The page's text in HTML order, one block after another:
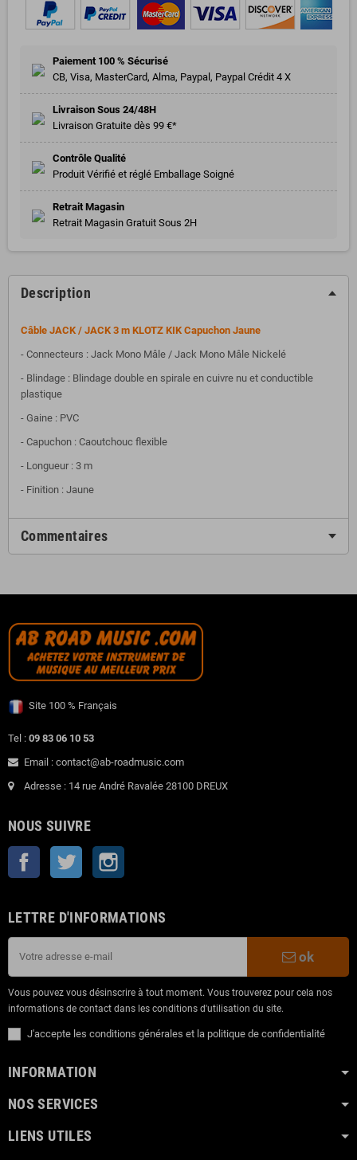
Paiement 100 % Sécurisé
CB, Visa, MasterCard, Alma, Paypal, Paypal Crédit 4 X
Livraison Sous 24/48H
Livraison Gratuite dès 99 €*
Contrôle Qualité
Produit Vérifié et réglé Emballage Soigné
Retrait Magasin
Retrait Magasin Gratuit Sous 2H
Description
Câble JACK / JACK 3 m KLOTZ KIK Capuchon Jaune
- Connecteurs : Jack Mono Mâle / Jack Mono Mâle Nickelé
- Blindage : Blindage double en spirale en cuivre nu et conductible
plastique
- Gaine : PVC
- Capuchon : Caoutchouc flexible
- Longueur : 3 m
- Finition : Jaune
Commentaires
Site 100 % Français
Tel : 09 83 06 10 53
Email : contact@ab-roadmusic.com
Adresse : 14 rue André Ravalée 28100 DREUX
NOUS SUIVRE
Facebook Twitter
LETTRE D'INFORMATIONS
ok
Vous pouvez vous désinscrire à tout moment. Vous trouverez pour cela nos
informations de contact dans les conditions d'utilisation du site.
J'accepte les conditions générales et la politique de confidentialité
INFORMATION
NOS SERVICES
LIENS UTILES